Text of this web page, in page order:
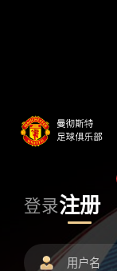
登录注册